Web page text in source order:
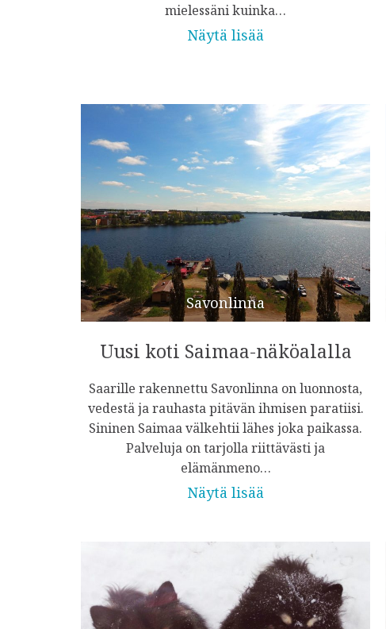
mielessäni kuinka…
Näytä lisää
Savonlinna
Uusi koti Saimaa-näköalalla
Saarille rakennettu Savonlinna on luonnosta,
vedestä ja rauhasta pitävän ihmisen paratiisi.
Sininen Saimaa välkehtii lähes joka paikassa.
Palveluja on tarjolla riittävästi ja
elämänmeno…
Näytä lisää